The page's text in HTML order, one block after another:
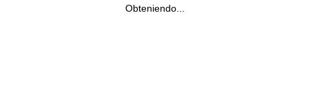
Obteniendo...